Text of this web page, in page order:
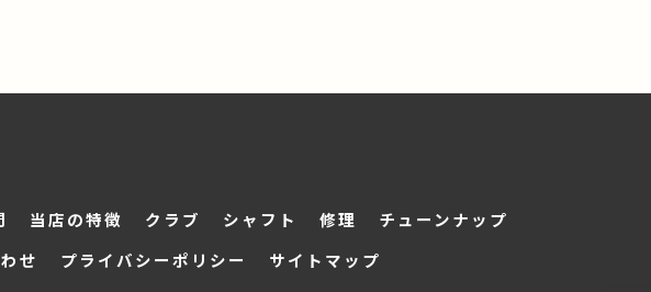
当店の特徴 クラブ シャフト 修理
チューンナップ
せ プライバシーポリシー サイトマップ